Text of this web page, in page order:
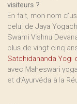
visiteurs ?
En fait, mon nom
celui de Jaya
Swami Vishnu
plus de vingt cinq
Satchidananda Yogi
avec Maheswari
et d’Ayurvéda à la